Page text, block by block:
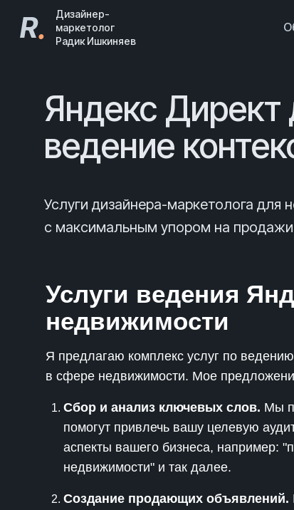
R.
Дизайнер-
маркетолог
Радик Ишкиняев
Яндекс
ведение
Услуги дизайнера-маркетолога
с максимальным упором на продажи
Услуги ведения
недвижимости
Я предлагаю комплекс услуг по
в сфере недвижимости. Мое
Сбор и анализ ключевых слов. Мы
помогут привлечь вашу целевую
аспекты вашего бизнеса, например:
недвижимости" и так далее.
Создание продающих объявлений.